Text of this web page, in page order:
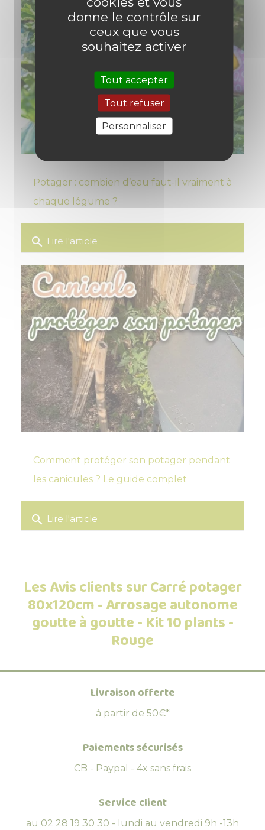
Potager : combien d’eau faut-il vraiment à
chaque légume ?
search Lire l'article
Comment protéger son potager pendant
les canicules ? Le guide complet
search Lire l'article
Les Avis clients sur Carré potager
80x120cm - Arrosage autonome
goutte à goutte - Kit 10 plants -
Rouge
Livraison offerte
à partir de 50€*
Paiements sécurisés
CB - Paypal - 4x sans frais
Service client
au 02 28 19 30 30 - lundi au vendredi 9h -13h
donne le contrôle sur
ceux que vous
souhaitez activer
Tout accepter
Tout refuser
Personnaliser